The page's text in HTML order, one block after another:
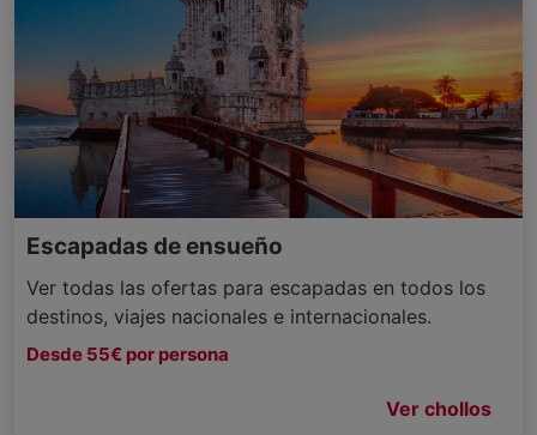
Escapadas de ensueño
Ver todas las ofertas para escapadas en todos los
destinos, viajes nacionales e internacionales.
Desde 55€ por persona
Ver chollos